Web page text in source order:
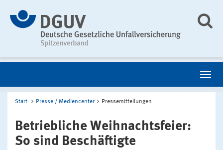
Start Presse / Mediencenter Pressemitteilungen
Betriebliche Weihnachtsfeier:
So sind Beschäftigte